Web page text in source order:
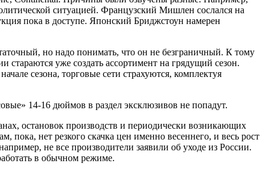
ситуацией. Французский Мишлен сослался на
пока в доступе. Японский Бриджстоун намерен
но надо понимать, что он не безграничный. К тому
уже создать ассортимент на грядущий сезон.
сезона, торговые сети страхуются, комплектуя
14-16 дюймов в раздел эксклюзивов не попадут.
остановок производств и периодически возникающих
нет резкого скачка цен именно весеннего, и весь рост
не все производители заявили об уходе из России.
в обычном режиме.